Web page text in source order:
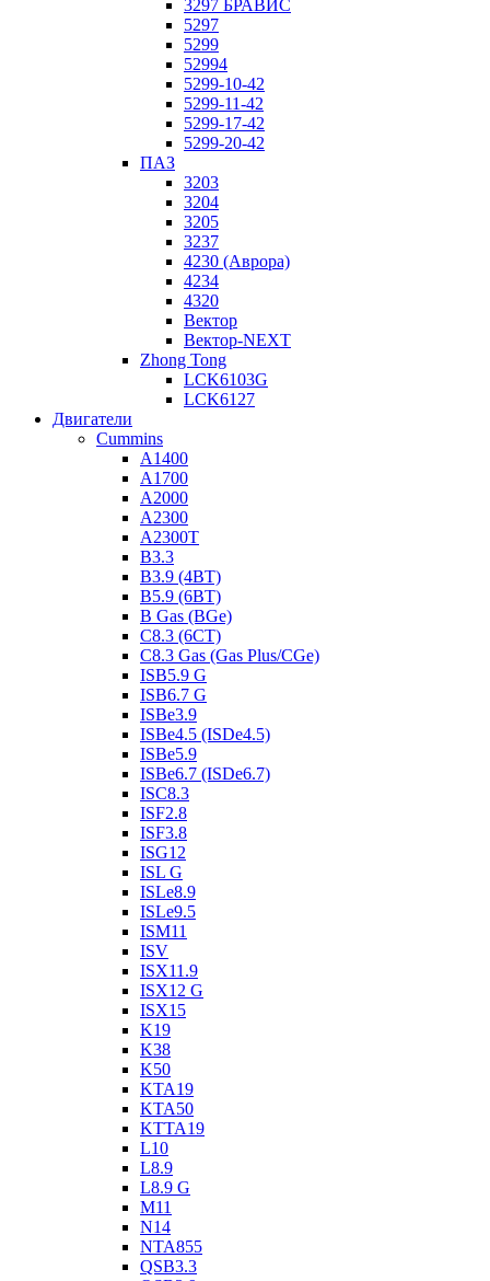
3297 БРАВИС
5297
5299
52994
5299-10-42
5299-11-42
5299-17-42
5299-20-42
ПАЗ
3203
3204
3205
3237
4230 (Аврора)
4234
4320
Вектор
Вектор-NEXT
Zhong Tong
LCK6103G
LCK6127
Двигатели
Cummins
A1400
A1700
A2000
A2300
A2300T
B3.3
B3.9 (4BT)
B5.9 (6BT)
B Gas (BGe)
C8.3 (6CT)
C8.3 Gas (Gas Plus/CGe)
ISB5.9 G
ISB6.7 G
ISBe3.9
ISBe4.5 (ISDe4.5)
ISBe5.9
ISBe6.7 (ISDe6.7)
ISC8.3
ISF2.8
ISF3.8
ISG12
ISL G
ISLe8.9
ISLe9.5
ISM11
ISV
ISX11.9
ISX12 G
ISX15
K19
K38
K50
KTA19
KTA50
KTTA19
L10
L8.9
L8.9 G
M11
N14
NTA855
QSB3.3